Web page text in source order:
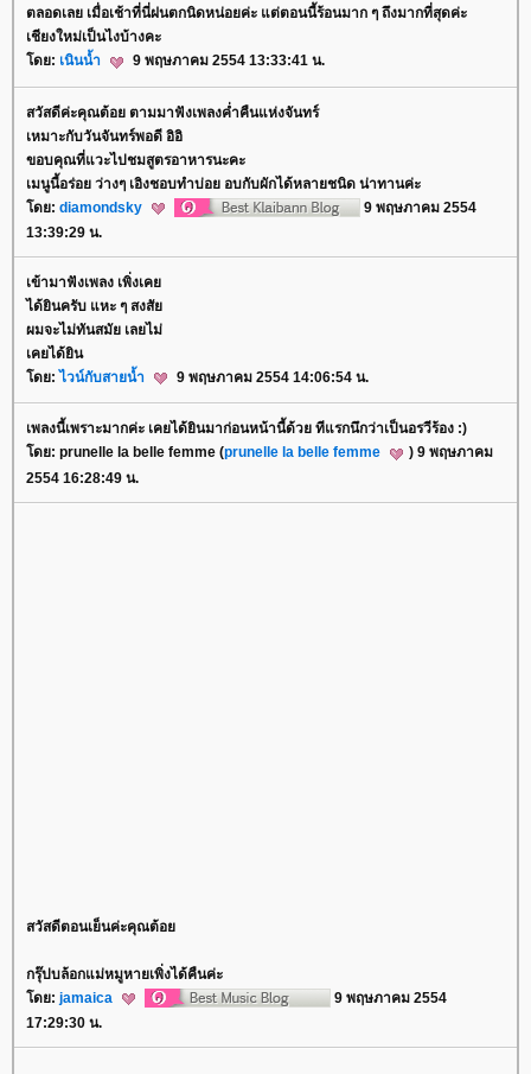
ตลอดเลย เมื่อเช้าที่นี่ฝนตกนิดหน่อยค่ะ แต่ตอนนี้ร้อนมาก ๆ ถึงมากที่สุดค่ะ
เชียงใหม่เป็นไงบ้างคะ
ดย: เนินน้ำ 9 พฤษภาคม 2554 13:33:41 น.
สวัสดีค่ะคุณต้อย ตามมาฟังเพลงค่ำคืนแห่งจันทร์
เหมาะกับวันจันทร์พอดี อิอิ
ขอบคุณที่แวะไปชมสูตรอาหารนะคะ
เมนูนี้อร่อย ว่างๆ เอิงชอบทำบ่อย อบกับผักได้หลายชนิด น่าทานค่ะ
ดย: diamondsky
9 พฤษภาคม 2554
13:39:29 น.
เข้ามาฟังเพลง เพิ่งเค
ได้ยินครับ แหะ ๆ สงสั
ผมจะไม่ทันสมัย เลยไม่
เคยได้ยิน
ดย: ไวน์กับสายน้ำ 9 พฤษภาคม 2554 14:06:54 น.
เพลงนี้เพราะมากค่ะ เคยได้ยินมาก่อนหน้านี้ด้วย ทีแรกนึกว่าเป็นอรวีร้อง :)
ดย: prunelle la belle femme (prunelle la belle femme
) 9 พฤษภาคม
2554 16:28:49 น.
สวัสดีตอนเย็นค่ะคุณต้อ
กรุ๊ปบล้อกแม่หมูหายเพิ่งได้คืนค่ะ
ดย: jamaica
9 พฤษภาคม 2554
17:29:30 น.